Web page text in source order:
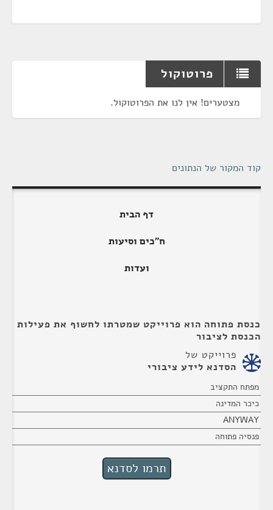
פרוטוקול
מצטערים! אין לנו את הפרוטוקול.
קוד המקור של הנתונים
דף הבית
ח"כים וסיעות
ועדות
כנסת פתוחה הוא פרוייקט שמטרתו לחשוף את פעילות
הכנסת לציבור
פרוייקט של
הסדנא לידע ציבורי
מפתח התקציב
כיכר המדינה
ANYWAY
פנסיה פתוחה